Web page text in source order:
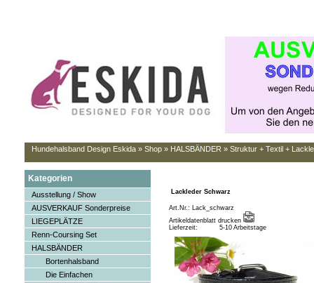
Hundehalsband Design Eskida » Shop » HALSBÄNDER » Struktur + Textil +
Kategorien
Ausstellung / Show
AUSVERKAUF Sonderpreise
LIEGEPLÄTZE
Renn-Coursing Set
HALSBÄNDER
Bortenhalsband
Die Einfachen
Lackleder Schwarz
Art.Nr.: Lack_schwarz
Artikeldatenblatt drucken
Lieferzeit:
5-10 Arbeitstage